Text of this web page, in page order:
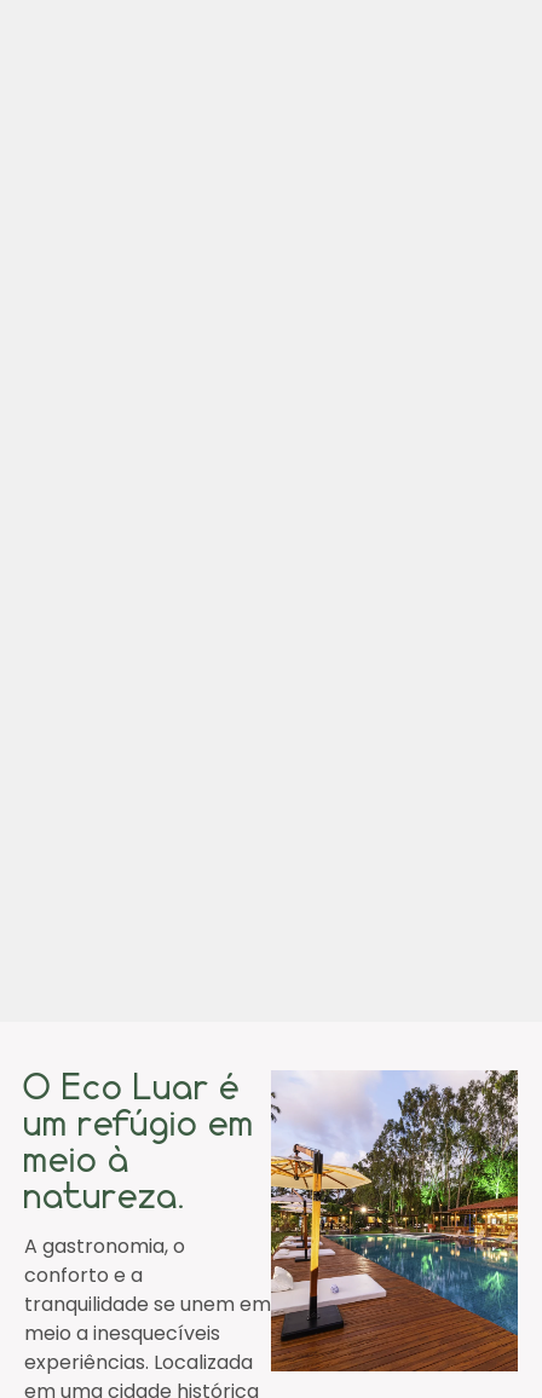
O Eco Luar é
um refúgio em
meio à
natureza.
A gastronomia, o
conforto e a
tranquilidade se unem em
meio a inesquecíveis
experiências. Localizada
em uma cidade histórica